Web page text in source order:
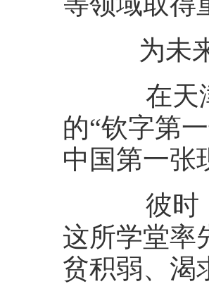
为未来
在天津
的“钦字第
中国第一张
彼时，
这所学堂率
贫积弱、渴